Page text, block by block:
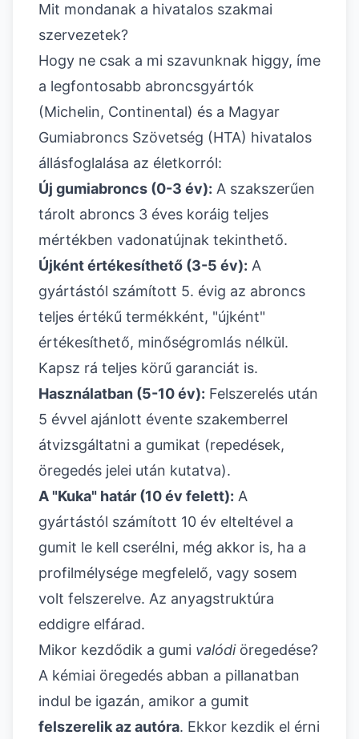
Mit mondanak a hivatalos szakmai
szervezetek?
Hogy ne csak a mi szavunknak higgy, íme
a legfontosabb abroncsgyártók
(Michelin, Continental) és a Magyar
Gumiabroncs Szövetség (HTA) hivatalos
állásfoglalása az életkorról:
Új gumiabroncs (0-3 év): A szakszerűen
tárolt abroncs 3 éves koráig teljes
mértékben vadonatújnak tekinthető.
Újként értékesíthető (3-5 év): A
gyártástól számított 5. évig az abroncs
teljes értékű termékként, "újként"
értékesíthető, minőségromlás nélkül.
Kapsz rá teljes körű garanciát is.
Használatban (5-10 év): Felszerelés után
5 évvel ajánlott évente szakemberrel
átvizsgáltatni a gumikat (repedések,
öregedés jelei után kutatva).
A "Kuka" határ (10 év felett): A
gyártástól számított 10 év elteltével a
gumit le kell cserélni, még akkor is, ha a
profilmélysége megfelelő, vagy sosem
volt felszerelve. Az anyagstruktúra
eddigre elfárad.
Mikor kezdődik a gumi valódiöregedése?
A kémiai öregedés abban a pillanatban
indul be igazán, amikor a gumit
felszerelik az autóra. Ekkor kezdik el érni